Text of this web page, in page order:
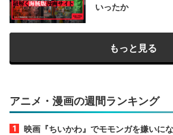
いったか
もっと見る
アニメ・漫画の週間ランキング
映画『ちいかわ』でモモンガを嫌いに